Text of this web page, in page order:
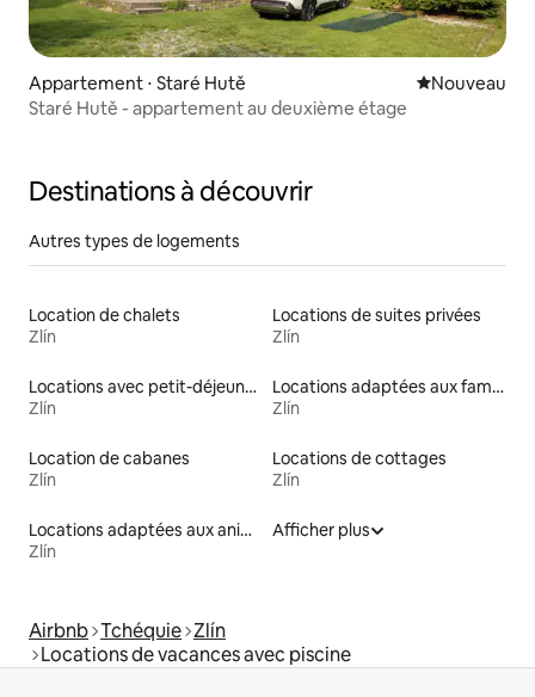
Appartement ⋅ Staré Hutě Nouvel
Nouveau
Staré Hutě - appartement au deuxième étage
Destinations à découvrir
Autres types de logements
Location de chalets
Zlín
Locations de suites privées
Zlín
Locations avec petit-déjeuner
Zlín
Locations adaptées aux familles
Zlín
Location de cabanes
Zlín
Locations de cottages
Zlín
Locations adaptées aux animaux
Zlín
Afficher plus
Airbnb Tchéquie Zlín
Locations de vacances avec piscine